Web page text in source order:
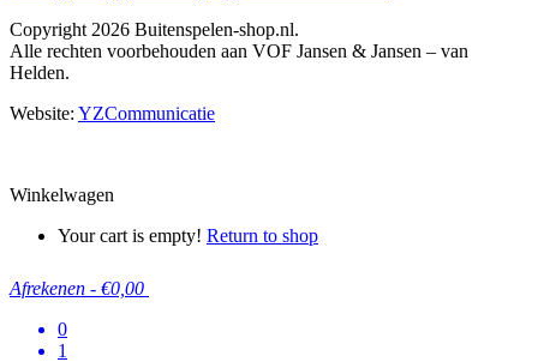
Copyright 2026 Buitenspelen-shop.nl.
Alle rechten voorbehouden aan VOF Jansen & Jansen – van
Helden.
Website: YZCommunicatie
Winkelwagen
Your cart is empty! Return to shop
Afrekenen - €0,00
0
1